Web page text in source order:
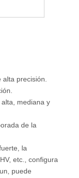
precisión.
mediana y
de la
la
etc., configura
puede